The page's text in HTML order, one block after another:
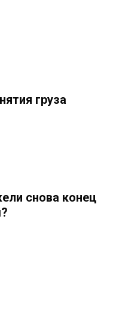
груза
снова конец